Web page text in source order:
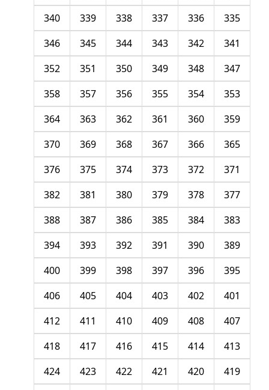
335
336
337
338
339
340
341
342
343
344
345
346
347
348
349
350
351
352
353
354
355
356
357
358
359
360
361
362
363
364
365
366
367
368
369
370
371
372
373
374
375
376
377
378
379
380
381
382
383
384
385
386
387
388
389
390
391
392
393
394
395
396
397
398
399
400
401
402
403
404
405
406
407
408
409
410
411
412
413
414
415
416
417
418
419
420
421
422
423
424